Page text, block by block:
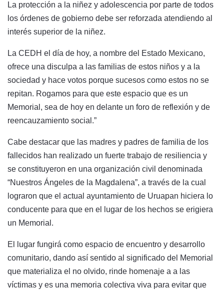
La protección a la niñez y adolescencia por parte de todos
los órdenes de gobierno debe ser reforzada atendiendo al
interés superior de la niñez.
La CEDH el día de hoy, a nombre del Estado Mexicano,
ofrece una disculpa a las familias de estos niños y a la
sociedad y hace votos porque sucesos como estos no se
repitan. Rogamos para que este espacio que es un
Memorial, sea de hoy en delante un foro de reflexión y de
reencauzamiento social.”
Cabe destacar que las madres y padres de familia de los
fallecidos han realizado un fuerte trabajo de resiliencia y
se constituyeron en una organización civil denominada
“Nuestros Ángeles de la Magdalena”, a través de la cual
lograron que el actual ayuntamiento de Uruapan hiciera lo
conducente para que en el lugar de los hechos se erigiera
un Memorial.
El lugar fungirá como espacio de encuentro y desarrollo
comunitario, dando así sentido al significado del Memorial
que materializa el no olvido, rinde homenaje a a las
víctimas y es una memoria colectiva viva para evitar que